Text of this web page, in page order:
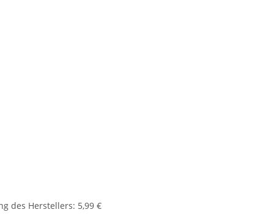
des Herstellers: 5,99 €